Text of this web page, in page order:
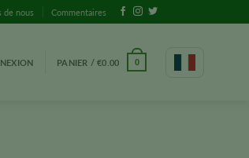
de nous Commentaires
PANIER /€0.00 0